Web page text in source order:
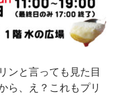
ンと言っても見た目
ら、え？これもプリ